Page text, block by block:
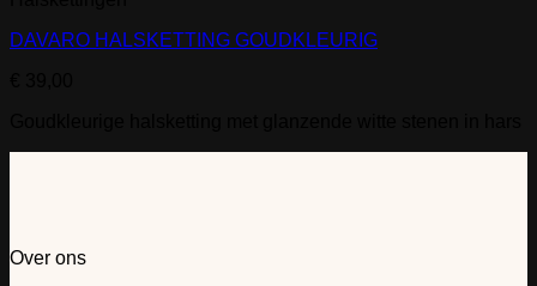
DAVARO HALSKETTING GOUDKLEURIG
Over ons